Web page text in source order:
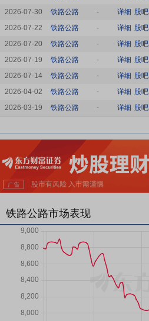
2026-07-30
铁路公路 - 详细 股吧
2026-07-22
铁路公路 - 详细 股吧
2026-07-20
铁路公路 - 详细 股吧
2026-07-19
铁路公路 - 详细 股吧
2026-07-14
铁路公路 - 详细 股吧
2026-04-02
铁路公路 - 详细 股吧
2026-03-19
铁路公路 - 详细 股吧
铁路公路市场表现